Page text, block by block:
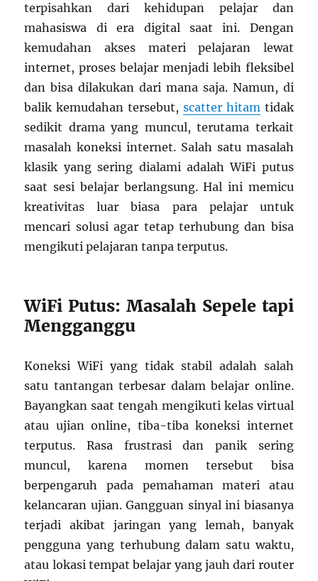
terpisahkan dari kehidupan pelajar dan
mahasiswa di era digital saat ini. Dengan
kemudahan akses materi pelajaran lewat
internet, proses belajar menjadi lebih fleksibel
dan bisa dilakukan dari mana saja. Namun, di
balik kemudahan tersebut, scatter hitamtidak
sedikit drama yang muncul, terutama terkait
masalah koneksi internet. Salah satu masalah
klasik yang sering dialami adalah WiFi putus
saat sesi belajar berlangsung. Hal ini memicu
kreativitas luar biasa para pelajar untuk
mencari solusi agar tetap terhubung dan bisa
mengikuti pelajaran tanpa terputus.
WiFi Putus: Masalah Sepele tapi
Mengganggu
Koneksi WiFi yang tidak stabil adalah salah
satu tantangan terbesar dalam belajar online.
Bayangkan saat tengah mengikuti kelas virtual
atau ujian online, tiba-tiba koneksi internet
terputus. Rasa frustrasi dan panik sering
muncul, karena momen tersebut bisa
berpengaruh pada pemahaman materi atau
kelancaran ujian. Gangguan sinyal ini biasanya
terjadi akibat jaringan yang lemah, banyak
pengguna yang terhubung dalam satu waktu,
atau lokasi tempat belajar yang jauh dari router